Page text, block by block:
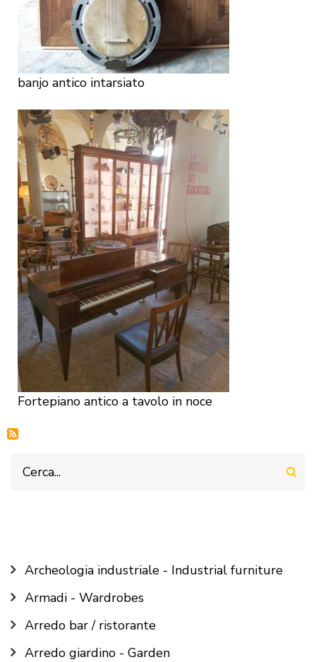
banjo antico intarsiato
Fortepiano antico a tavolo in noce
Main
Archeologia industriale - Industrial furniture
Armadi - Wardrobes
Arredo bar / ristorante
Arredo giardino - Garden